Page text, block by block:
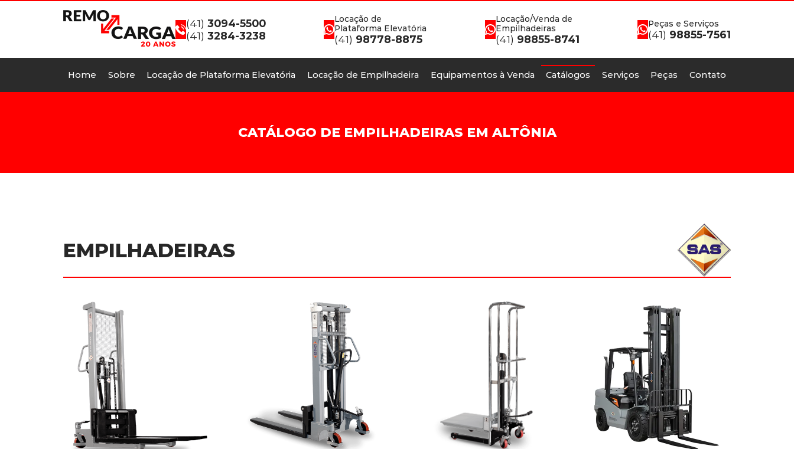
(41) 3094-5500
(41) 3284-3238
Locação de
Plataforma Elevatória
(41) 98778-8875
Locação/Venda de
Empilhadeiras
(41) 98855-8741
Peças e Serviços
(41) 98855-7561
Home Sobre Locação de Plataforma Elevatória Locação de Empilhadeira Equipamentos à Venda Catálogos Serviços Peças Contato
CATÁLOGO DE EMPILHADEIRAS EM ALTÔNIA
EMPILHADEIRAS